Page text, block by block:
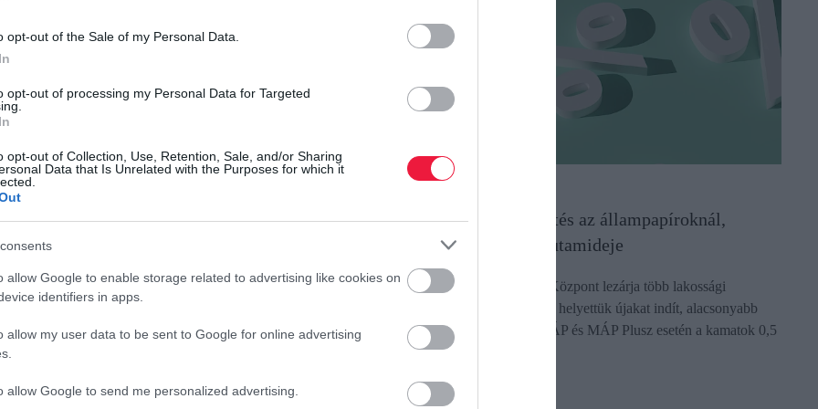
opt-out of the Sale of my Personal Data.
opt-out of processing my Personal Data for Targeted
opt-out of Collection, Use, Retention, Sale, and/or Sharing
Data that Is Unrelated with the Purposes for which it
allow Google to enable storage related to advertising like cookies on
identifiers in apps.
allow my user data to be sent to Google for online advertising
allow Google to send me personalized advertising.
idén is levélben emlékezteti azokat, akik a korábbi
2026. június 1-ig kell az adót megfizetniük a
helyezés mellett közzé is kell tenni elektronikusan, az
és Űrlapkitöltő Rendszerben.
fontos változásra érdemes figyelniük: módosultak a
így már nemcsak azokra az évekre kell adatot
kedvezményt, hanem a kérelem benyújtásától az utolsó
elmulasztása súlyos szankciókat von maga után: a NAV
a cégnek, amelyik egyáltalán nem nyújtja be bevallását.
200 ezer forint mulasztási bírságot kaphat, de ha a
törli az adószámát. A NAV számon tartja a mulasztókat,
Újabb kamatcsökkentés az állampapíroknál,
változik a FixMÁP futamideje
Az Államadósság Kezelő Központ lezárja több lakossági
állampapír futó sorozatát és helyettük újakat indít, alacsonyabb
éves kamattal. Az új FixMÁP és MÁP Plusz esetén a kamatok 0,5
százalékpontos…